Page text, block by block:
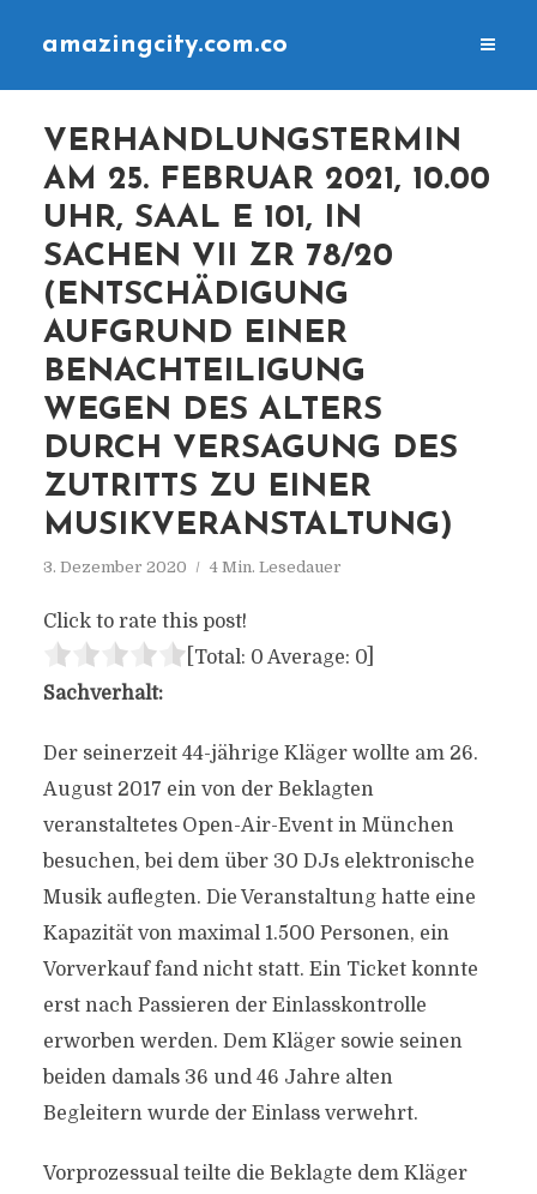
amazingcity.com.co
VERHANDLUNGSTERMIN
AM 25. FEBRUAR 2021, 10.00
UHR, SAAL E 101, IN
SACHEN VII ZR 78/20
(ENTSCHÄDIGUNG
AUFGRUND EINER
BENACHTEILIGUNG
WEGEN DES ALTERS
DURCH VERSAGUNG DES
ZUTRITTS ZU EINER
MUSIKVERANSTALTUNG)
3. Dezember 2020 4 Min. Lesedauer
Click to rate this post!
[Total: 0 Average: 0]
Sachverhalt:
Der seinerzeit 44-jährige Kläger wollte am 26.
August 2017 ein von der Beklagten
veranstaltetes Open-Air-Event in München
besuchen, bei dem über 30 DJs elektronische
Musik auflegten. Die Veranstaltung hatte eine
Kapazität von maximal 1.500 Personen, ein
Vorverkauf fand nicht statt. Ein Ticket konnte
erst nach Passieren der Einlasskontrolle
erworben werden. Dem Kläger sowie seinen
beiden damals 36 und 46 Jahre alten
Begleitern wurde der Einlass verwehrt.
Vorprozessual teilte die Beklagte dem Kläger